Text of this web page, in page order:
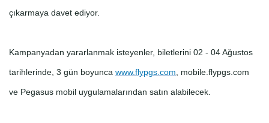
çıkarmaya davet ediyor.
Kampanyadan yararlanmak isteyenler, biletlerini 02 - 04 Ağustos
tarihlerinde, 3 gün boyunca www.flypgs.com , mobile.flypgs.com
ve Pegasus mobil uygulamalarından satın alabilecek.